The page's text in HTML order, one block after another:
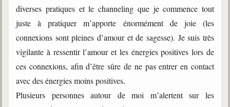
diverses pratiques et le channeling que je commence tout
juste à pratiquer m’apporte énormément de joie (les
connexions sont pleines d’amour et de sagesse). Je suis très
vigilante à ressentir l’amour et les énergies positives lors de
ces connexions, afin d’être sûre de ne pas entrer en contact
avec des énergies moins positives.
Plusieurs personnes autour de moi m’alertent sur les